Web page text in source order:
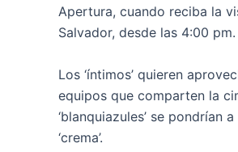
Apertura, cuando reciba la
Salvador, desde las 4:00 pm.
Los ‘íntimos’ quieren
equipos que comparten la
‘blanquiazules’ se
‘crema’.